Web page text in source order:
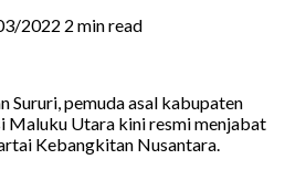
2022 2 min read
Sururi, pemuda asal kabupaten
Maluku Utara kini resmi menjabat
Kebangkitan Nusantara.